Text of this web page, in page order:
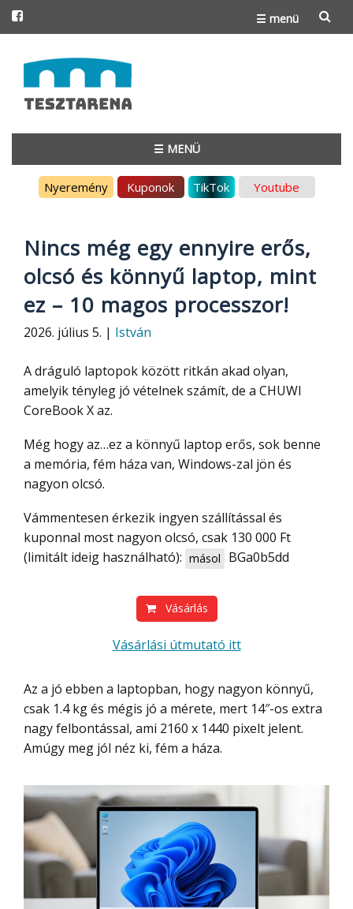
☰ menü
to
content
☰ MENÜ
Nyeremény Kuponok TikTok Youtube
Nincs még egy ennyire erős,
olcsó és könnyű laptop, mint
ez – 10 magos processzor!
2026. július 5. | István
A dráguló laptopok között ritkán akad olyan,
amelyik tényleg jó vételnek számít, de a CHUWI
CoreBook X az.
Még hogy az…ez a könnyű laptop erős, sok benne
a memória, fém háza van, Windows-zal jön és
nagyon olcsó.
Vámmentesen érkezik ingyen szállítással és
kuponnal most nagyon olcsó, csak 130 000 Ft
(limitált ideig használható): másol BGa0b5dd
Vásárlás
Vásárlási útmutató itt
Az a jó ebben a laptopban, hogy nagyon könnyű,
csak 1.4 kg és mégis jó a mérete, mert 14″-os extra
nagy felbontással, ami 2160 x 1440 pixelt jelent.
Amúgy meg jól néz ki, fém a háza.